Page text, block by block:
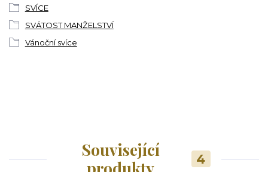
SVÍCE
SVÁTOST MANŽELSTVÍ
Vánoční svíce
Související
4